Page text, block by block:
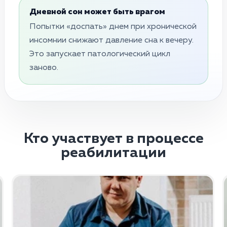
Дневной сон может быть врагом
Попытки «доспать» днем при хронической
инсомнии снижают давление сна к вечеру.
Это запускает патологический цикл
заново.
Кто участвует в процессе
реабилитации